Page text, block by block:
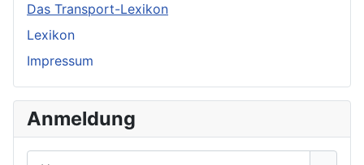
Das Transport-Lexikon
Lexikon
Impressum
Anmeldung